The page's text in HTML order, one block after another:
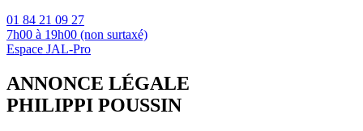
01 84 21 09 27
7h00 à 19h00 (non surtaxé)
Espace JAL-Pro
ANNONCE LÉGALE
PHILIPPI POUSSIN